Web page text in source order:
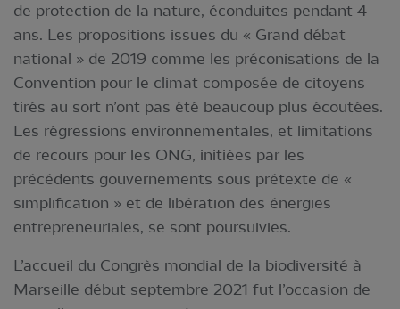
de protection de la nature, éconduites pendant 4
ans. Les propositions issues du « Grand débat
national » de 2019 comme les préconisations de la
Convention pour le climat composée de citoyens
tirés au sort n’ont pas été beaucoup plus écoutées.
Les régressions environnementales, et limitations
de recours pour les ONG, initiées par les
précédents gouvernements sous prétexte de «
simplification » et de libération des énergies
entrepreneuriales, se sont poursuivies.
L’accueil du Congrès mondial de la biodiversité à
Marseille début septembre 2021 fut l’occasion de